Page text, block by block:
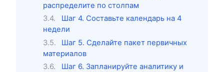
распределите по столпам
Шаг 4. Составьте календарь на 4
недели
Шаг 5. Сделайте пакет первичных
материалов
Шаг 6. Запланируйте аналитику и